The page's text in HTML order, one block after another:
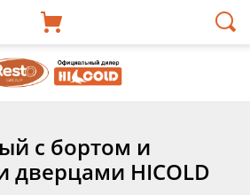
с бортом и
HICOLD